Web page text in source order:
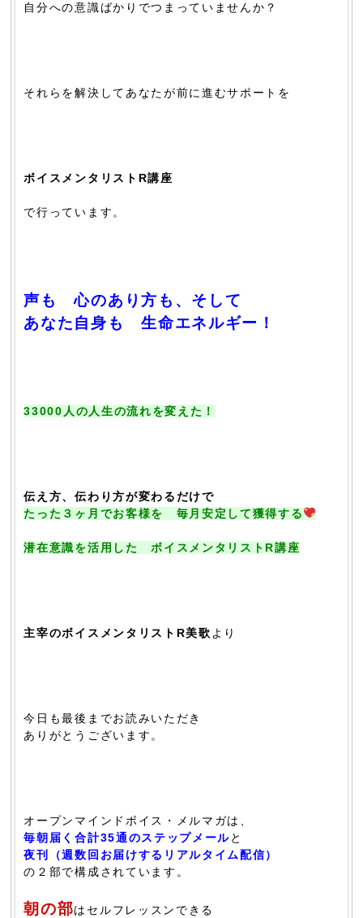
自分への意識ばかりでつまっていませんか？
それらを解決してあなたが前に進むサポートを
ボイスメンタリストR講座
で行っています。
声も 心のあり方も、そして
あなた自身も 生命エネルギー！
33000人の人生の流れを変えた！
伝え方、伝わり方が変わるだけで
たった３ヶ月でお客様を 毎月安定して獲得する
潜在意識を活用した ボイスメンタリストR講座
主宰のボイスメンタリストR美歌 より
今日も最後までお読みいただき
ありがとうございます。
オープンマインドボイス・メルマガは、
毎朝届く合計35通のステップメールと
夜刊（週数回お届けするリアルタイム配信）
の２部で構成されています。
朝の部はセルフレッスンできる